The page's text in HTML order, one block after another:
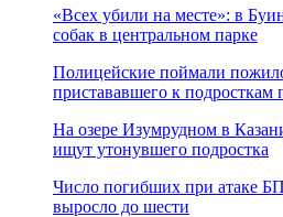
«Всех убили на месте»: в
собак в центральном парке
Полицейские поймали
пристававшего к подросткам
На озере Изумрудном в
ищут утонувшего подростка
Число погибших при атаке
выросло до шести